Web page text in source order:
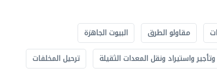
مقاولو الطرق
البيوت الجاهزة
واستيراد ونقل المعدات الثقيلة
ترحيل المخلفات